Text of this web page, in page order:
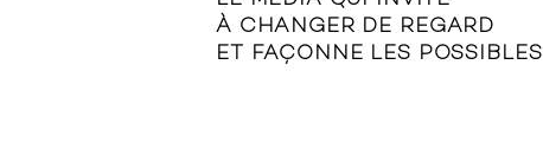
À CHANGER DE REGARD
ET FAÇONNE LES POSSIBLES